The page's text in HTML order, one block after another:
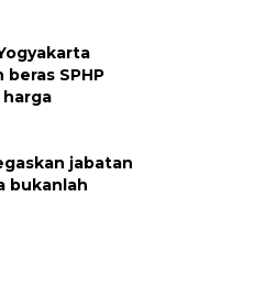
SPHP
jabatan
bukanlah